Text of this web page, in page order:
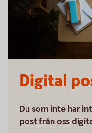
Digital
Du som inte har
post från oss